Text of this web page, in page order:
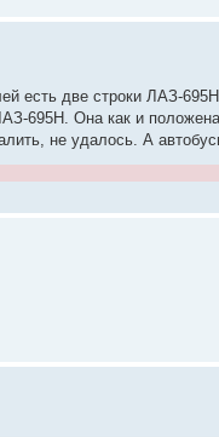
есть две строки ЛАЗ-
695Н. Она как и положена
не удалось. А